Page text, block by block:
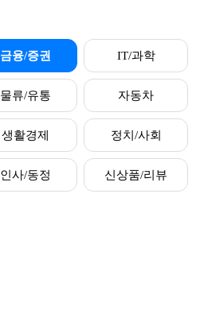
금융/증권 IT/과학
물류/유통 자동차
생활경제 정치/사회
인사/동정 신상품/리뷰